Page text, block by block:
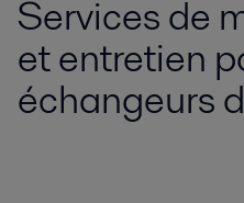
Services de
et entretien
échangeurs